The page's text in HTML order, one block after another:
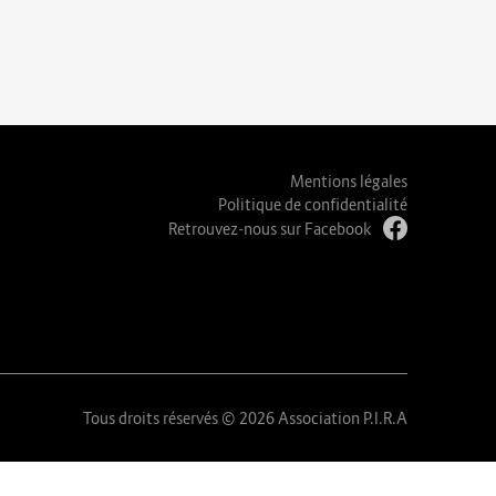
Mentions légales
Politique de confidentialité
Retrouvez-nous sur Facebook
Tous droits réservés © 2026 Association P.I.R.A